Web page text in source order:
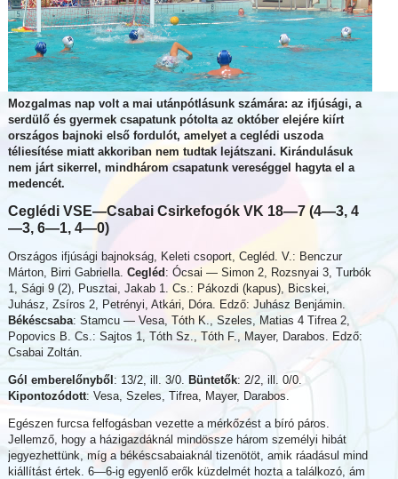
Mozgalmas nap volt a mai utánpótlásunk számára: az ifjúsági, a
serdülő és gyermek csapatunk pótolta az október elejére kiírt
országos bajnoki első fordulót, amelyet a ceglédi uszoda
téliesítése miatt akkoriban nem tudtak lejátszani. Kirándulásuk
nem járt sikerrel, mindhárom csapatunk vereséggel hagyta el a
medencét.
Ceglédi VSE—Csabai Csirkefogók VK 18—7 (4—3, 4
—3, 6—1, 4—0)
Országos ifjúsági bajnokság, Keleti csoport, Cegléd. V.: Benczur
Márton, Birri Gabriella. Cegléd : Ócsai — Simon 2, Rozsnyai 3, Turbók
1, Sági 9 (2), Pusztai, Jakab 1. Cs.: Pákozdi (kapus), Bicskei,
Juhász, Zsíros 2, Petrényi, Atkári, Dóra. Edző: Juhász Benjámin.
Békéscsaba: Stamcu — Vesa, Tóth K., Szeles, Matias 4 Tifrea 2,
Popovics B. Cs.: Sajtos 1, Tóth Sz., Tóth F., Mayer, Darabos. Edző:
Csabai Zoltán.
Gól emberelőnyből : 13/2, ill. 3/0. Büntetők: 2/2, ill. 0/0.
Kipontozódott: Vesa, Szeles, Tifrea, Mayer, Darabos.
Egészen furcsa felfogásban vezette a mérkőzést a bíró páros.
Jellemző, hogy a házigazdáknál mindössze három személyi hibát
jegyezhettünk, míg a békéscsabaiaknál tizenötöt, amik ráadásul mind
kiállítást értek. 6—6-ig egyenlő erők küzdelmét hozta a találkozó, ám